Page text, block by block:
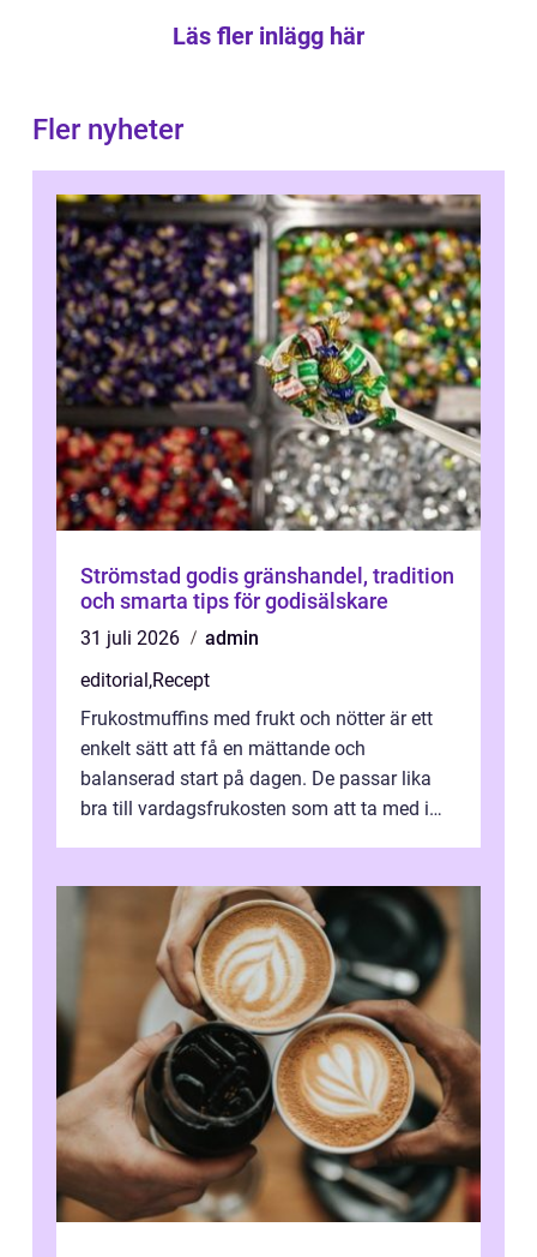
Läs fler inlägg här
Fler nyheter
Strömstad godis gränshandel, tradition
och smarta tips för godisälskare
31 juli 2026
admin
editorial,Recept
Frukostmuffins med frukt och nötter är ett
enkelt sätt att få en mättande och
balanserad start på dagen. De passar lika
bra till vardagsfrukosten som att ta med i